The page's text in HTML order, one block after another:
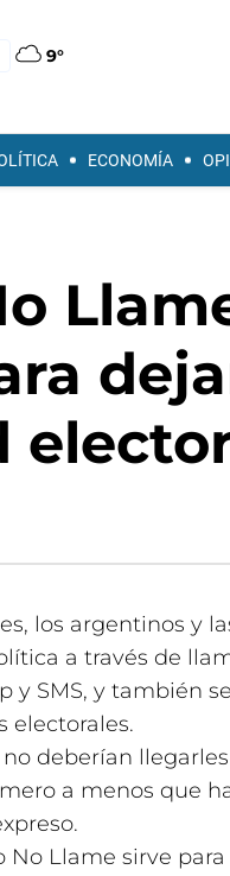
9°
ECONOMÍA
los argentinos y
a través de
y SMS, y también
electorales.
no deberían
a menos que
No Llame sirve